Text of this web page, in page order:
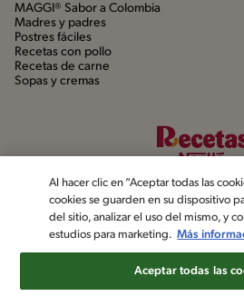
MAGGI® Sabor a Colombia
Madres y padres
Postres fáciles
Recetas con pollo
Recetas de carne
Sopas y cremas
©2022, Nestlé. Marcas registradas por
Al hacer clic en “Aceptar todas las
cookies se guarden en su dispositivo
del sitio, analizar el uso del mismo, y
estudios para marketing. Más
Aceptar todas las